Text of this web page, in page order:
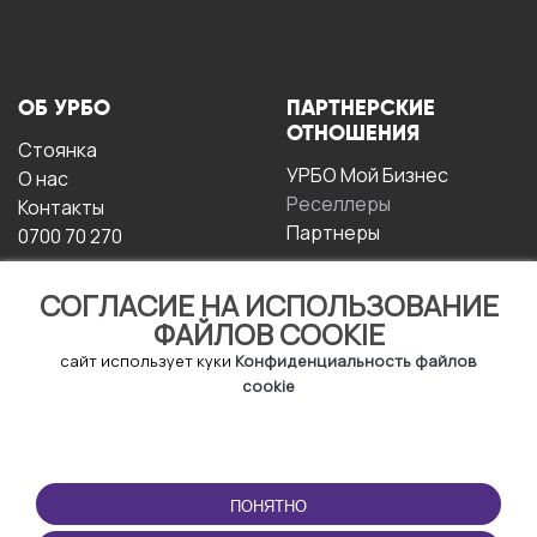
СОГЛАСИЕ НА ИСПОЛЬЗОВАНИЕ
ФАЙЛОВ COOKIE
сайт использует куки Конфиденциальность файлов
cookie
ПОНЯТНО
ОБ УРБО
Стоянка
О нас
Контакты
0700 70 270
ПАРТНЕРСКИЕ
ОТНОШЕНИЯ
УРБО Мой Бизнес
Реселлеры
Партнеры
ЭКСПЛУАТАЦИИ
Условия и положения
ПРИЛОЖЕНИЕ